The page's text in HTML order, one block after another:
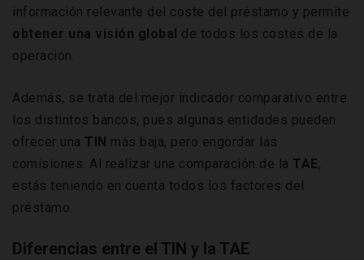
información relevante del coste del préstamo y permite
obtener una visión global de todos los costes de la
operación.
Además, se trata del mejor indicador comparativo entre
los distintos bancos, pues algunas entidades pueden
ofrecer una TIN más baja, pero engordar las
comisiones. Al realizar una comparación de la TAE,
estás teniendo en cuenta todos los factores del
préstamo.
Diferencias entre el TIN y la TAE